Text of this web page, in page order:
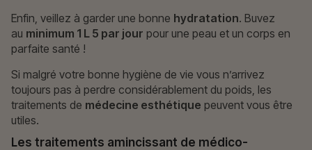
Enfin, veillez à garder une bonne hydratation. Buvez
au minimum 1 L 5 par jour pour une peau et un corps en
parfaite santé !
Si malgré votre bonne hygiène de vie vous n’arrivez
toujours pas à perdre considérablement du poids, les
traitements de médecine esthétique peuvent vous être
utiles.
Les traitements amincissant de médico-